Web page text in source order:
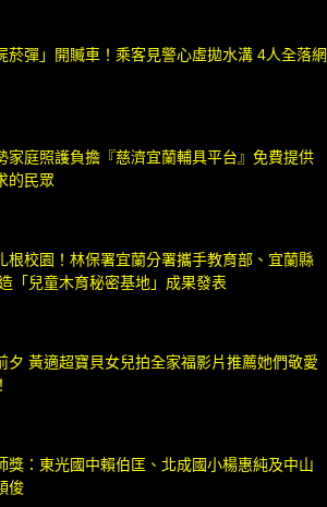
菸彈」開贓車！乘客見警心虛拋水溝 4人全落網
家庭照護負擔『慈濟宜蘭輔具平台』免費提供
的民眾
根校園！林保署宜蘭分署攜手教育部、宜蘭縣
「兒童木育秘密基地」成果發表
夕 黃適超寶貝女兒拍全家福影片推薦她們敬愛
獎：東光國中賴伯匡、北成國小楊惠純及中山
俊